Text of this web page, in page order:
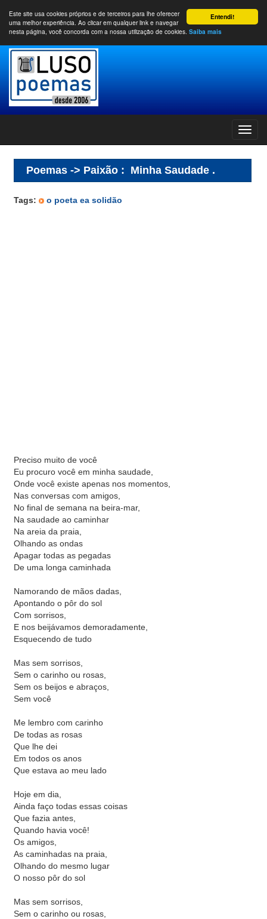
Entendi!
Este site usa cookies próprios e de terceiros para lhe oferecer
uma melhor experiência. Ao clicar em qualquer link e navegar
nesta página, você concorda com a nossa utilização de cookies. Saiba mais
Poemas -> Paixão : Minha Saudade .
Tags: o poeta ea solidão
Preciso muito de você
Eu procuro você em minha saudade,
Onde você existe apenas nos momentos,
Nas conversas com amigos,
No final de semana na beira-mar,
Na saudade ao caminhar
Na areia da praia,
Olhando as ondas
Apagar todas as pegadas
De uma longa caminhada
Namorando de mãos dadas,
Apontando o pôr do sol
Com sorrisos,
E nos beijávamos demoradamente,
Esquecendo de tudo
Mas sem sorrisos,
Sem o carinho ou rosas,
Sem os beijos e abraços,
Sem você
Me lembro com carinho
De todas as rosas
Que lhe dei
Em todos os anos
Que estava ao meu lado
Hoje em dia,
Ainda faço todas essas coisas
Que fazia antes,
Quando havia você!
Os amigos,
As caminhadas na praia,
Olhando do mesmo lugar
O nosso pôr do sol
Mas sem sorrisos,
Sem o carinho ou rosas,